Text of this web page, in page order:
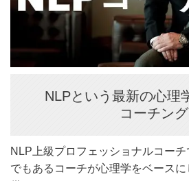
NLPという最新の心理
コーチング
NLP上級プロフェッショナルコー
でもあるコーチが心理学をベース